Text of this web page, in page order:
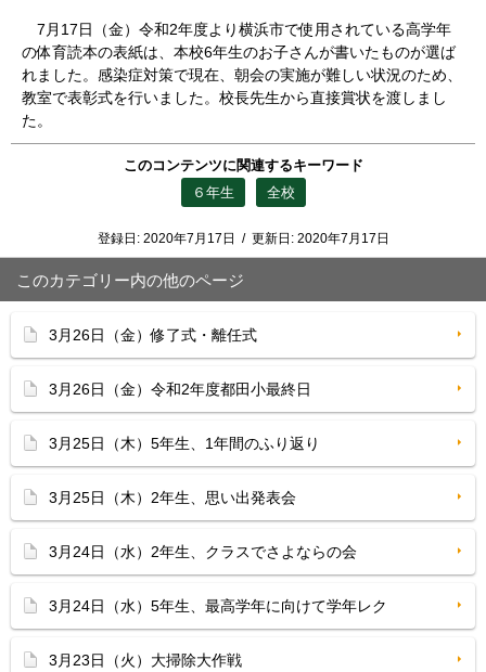
7月17日（金）令和2年度より横浜市で使用されている高学年
の体育読本の表紙は、本校6年生のお子さんが書いたものが選ば
れました。感染症対策で現在、朝会の実施が難しい状況のため、
教室で表彰式を行いました。校長先生から直接賞状を渡しまし
た。
このコンテンツに関連するキーワード
６年生
全校
登録日: 2020年7月17日 / 更新日: 2020年7月17日
このカテゴリー内の他のページ
3月26日（金）修了式・離任式
3月26日（金）令和2年度都田小最終日
3月25日（木）5年生、1年間のふり返り
3月25日（木）2年生、思い出発表会
3月24日（水）2年生、クラスでさよならの会
3月24日（水）5年生、最高学年に向けて学年レク
3月23日（火）大掃除大作戦